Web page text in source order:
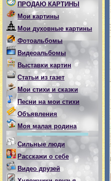
ПРОДАЮ КАРТИНЫ
Мои картины
Мои духовные картины
Фотоальбомы
Видеоальбомы
Выставки картин
Статьи из газет
Мои стихи и сказки
Песни на мои стихи
Объявления
Моя малая родина
Сильные люди
Расскажи о себе
Видео друзей